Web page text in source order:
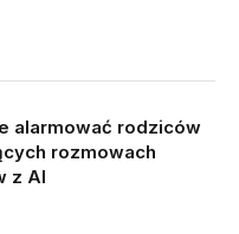
alarmować rodziców
rozmowach
z AI